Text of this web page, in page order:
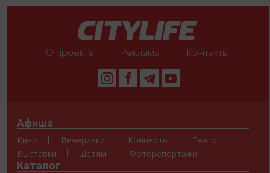
О проекте Реклама Контакты
Афиша
Кино Вечеринки Концерты
Театр
Выставки
Детям Фоторепортажи
Каталог